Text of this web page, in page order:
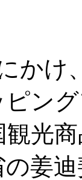
かけ
ン
観光
姜